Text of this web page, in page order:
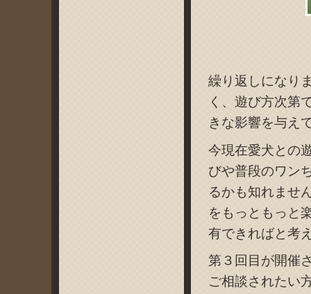
繰り返しになり
く、遊び方次第
きな影響を与え
今現在愛犬との
びや普段のワン
るかも知れませ
をもっともっと
有できればと考
第３回目が開催
ご相談されたい